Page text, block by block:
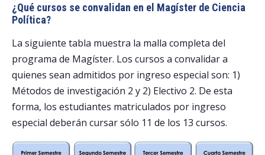
¿Qué cursos se convalidan en el Magíster de Ciencia
Política?
La siguiente tabla muestra la malla completa del
programa de Magíster. Los cursos a convalidar a
quienes sean admitidos por ingreso especial son: 1)
Métodos de investigación 2 y 2) Electivo 2. De esta
forma, los estudiantes matriculados por ingreso
especial deberán cursar sólo 11 de los 13 cursos.